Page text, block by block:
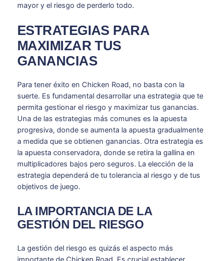
mayor y el riesgo de perderlo todo.
ESTRATEGIAS PARA
MAXIMIZAR TUS
GANANCIAS
Para tener éxito en Chicken Road, no basta con la
suerte. Es fundamental desarrollar una estrategia que te
permita gestionar el riesgo y maximizar tus ganancias.
Una de las estrategias más comunes es la apuesta
progresiva, donde se aumenta la apuesta gradualmente
a medida que se obtienen ganancias. Otra estrategia es
la apuesta conservadora, donde se retira la gallina en
multiplicadores bajos pero seguros. La elección de la
estrategia dependerá de tu tolerancia al riesgo y de tus
objetivos de juego.
LA IMPORTANCIA DE LA
GESTIÓN DEL RIESGO
La gestión del riesgo es quizás el aspecto más